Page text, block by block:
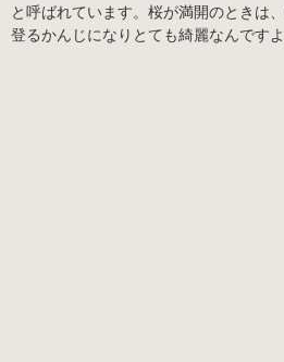
と呼ばれています。桜が満開のときは
登るかんじになりとても綺麗なんです